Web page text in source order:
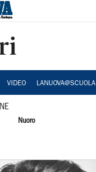
VIDEO LANUOVA@SCUOLA
Nuoro